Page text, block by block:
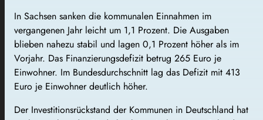
In Sachsen sanken die kommunalen Einnahmen im
vergangenen Jahr leicht um 1,1 Prozent. Die Ausgaben
blieben nahezu stabil und lagen 0,1 Prozent höher als im
Vorjahr. Das Finanzierungsdefizit betrug 265 Euro je
Einwohner. Im Bundesdurchschnitt lag das Defizit mit 413
Euro je Einwohner deutlich höher.
Der Investitionsrückstand der Kommunen in Deutschland hat